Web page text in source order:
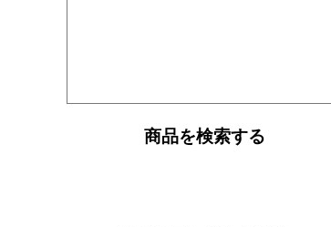
商品を検索する